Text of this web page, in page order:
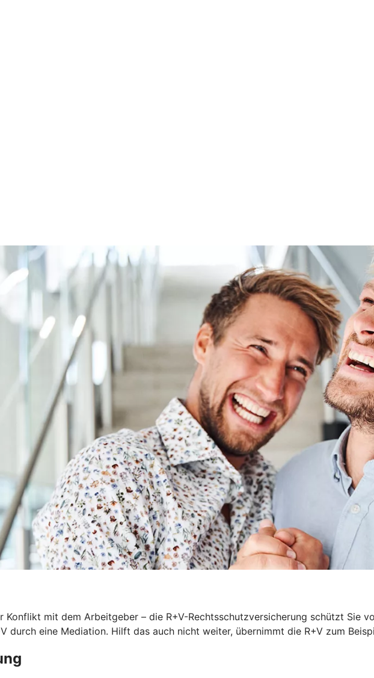
mit dem Arbeitgeber – die R+V-Rechtsschutzversicherung schützt Sie
durch eine Mediation. Hilft das auch nicht weiter, übernimmt die R+V zum